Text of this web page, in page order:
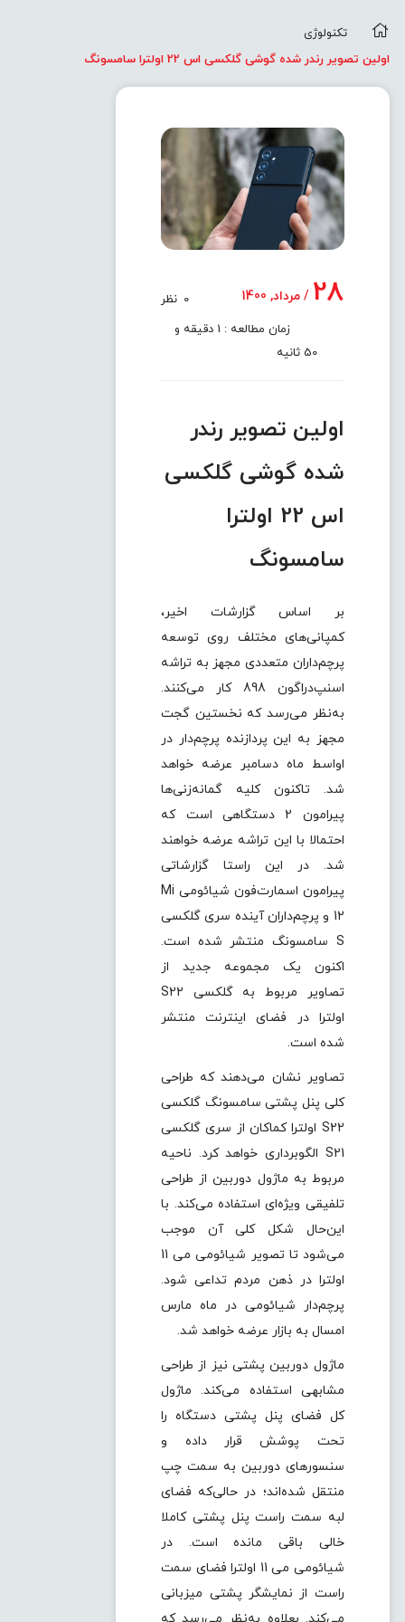
تکنولوژی
اولین تصویر رندر شده گوشی گلکسی اس 22 اولترا سامسونگ
28 / مرداد, 1400 0 نظر
زمان مطالعه : 1 دقیقه و
50 ثانیه
اولین تصویر رندر
شده گوشی گلکسی
اس 22 اولترا
سامسونگ
بر اساس گزارشات اخیر،
کمپانی‌های مختلف روی توسعه
پرچم‌داران متعددی مجهز به تراشه
اسنپ‌دراگون 898 کار می‌کنند.
به‌نظر می‌رسد که نخستین گجت
مجهز به این پردازنده پرچم‌دار در
اواسط ماه دسامبر عرضه خواهد
شد. تاکنون کلیه گمانه‌زنی‌ها
پیرامون 2 دستگاهی است که
احتمالا با این تراشه عرضه خواهند
شد. در این راستا گزارشاتی
پیرامون اسمارت‌فون‌ شیائومی Mi
12 و پرچم‌داران آینده سری گلکسی
S سامسونگ منتشر شده است.
اکنون یک مجموعه جدید از
تصاویر مربوط به گلکسی S22
اولترا در فضای اینترنت منتشر
شده است.
تصاویر نشان می‌دهند که طراحی
کلی پنل پشتی سامسونگ گلکسی
S22 اولترا کماکان از سری گلکسی
S21 الگوبرداری خواهد کرد. ناحیه
مربوط به ماژول دوربین از طراحی
تلفیقی ویژه‌ای استفاده می‌کند. با
این‌حال شکل کلی آن موجب
می‌شود تا تصویر شیائومی می 11
اولترا در ذهن مردم تداعی شود.
پرچم‌دار شیائومی در ماه مارس
امسال به بازار عرضه خواهد شد.
ماژول دوربین پشتی نیز از طراحی
مشابهی استفاده می‌کند. ماژول
کل فضای پنل پشتی دستگاه را
تحت پوشش قرار داده و
سنسورهای دوربین به سمت چپ
منتقل شده‌اند؛ در حالی‌که فضای
لبه سمت راست پنل پشتی کاملا
خالی باقی‌ مانده است. در
شیائومی می 11 اولترا فضای سمت
راست از نمایشگر پشتی میزبانی